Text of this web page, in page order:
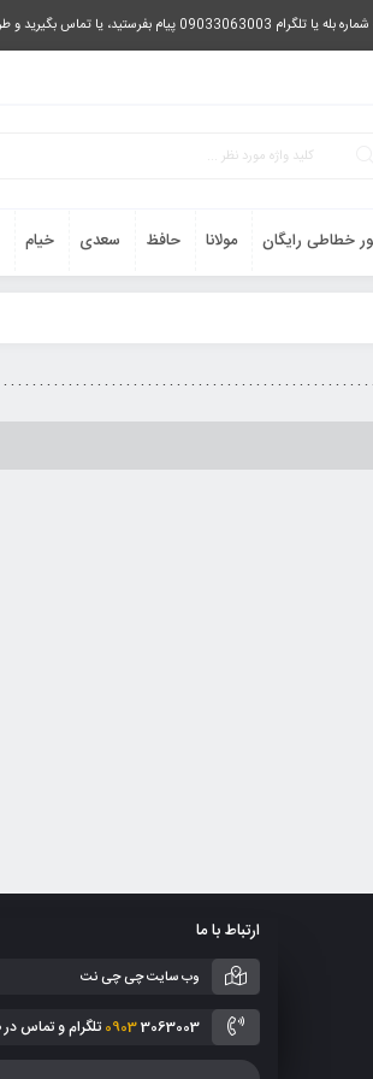
مورد نظر خود را دریافت نمایید.
خطاطی رایگان مولانا حافظ سعدی خیام
ارتباط با ما
وب سایت چی چی نت
09033063003 تلگرام و تماس در صورت لزوم